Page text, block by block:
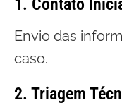
1. Contato
Envio das
caso.
2. Triagem